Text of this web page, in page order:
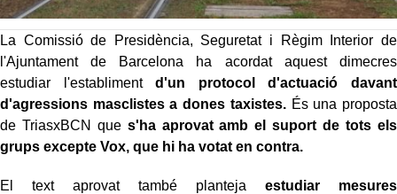
La Comissió de Presidència, Seguretat i Règim Interior de
l'Ajuntament de Barcelona ha acordat aquest dimecres
estudiar l'establimentd'un protocol d'actuació davant
d'agressions masclistes a dones taxistes.És una proposta
de TriasxBCN que s'ha aprovat amb el suport de tots els
grups excepte Vox, que hi ha votat en contra.
El text aprovat també planteja estudiar mesures